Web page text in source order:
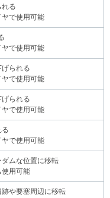
れる
ヤで使用可能
ヤで使用可能
げられる
ヤで使用可能
げられる
ヤで使用可能
る
ヤで使用可能
ダムな位置に移転
使用可能
跡や要塞周辺に移転